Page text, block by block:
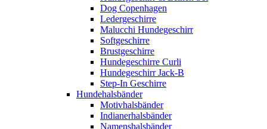
Dog Copenhagen
Ledergeschirre
Malucchi Hundegeschirr
Softgeschirre
Brustgeschirre
Hundegeschirre Curli
Hundegeschirr Jack-B
Step-In Geschirre
Hundehalsbänder
Motivhalsbänder
Indianerhalsbänder
Namenshalsbänder